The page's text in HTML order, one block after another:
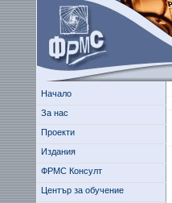
Начало
За нас
Проекти
Издания
ФРМС Консулт
Център за обучение